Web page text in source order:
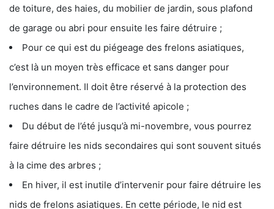
de toiture, des haies, du mobilier de jardin, sous plafond
de garage ou abri pour ensuite les faire détruire ;
Pour ce qui est du piégeage des frelons asiatiques,
c’est là un moyen très efficace et sans danger pour
l’environnement. Il doit être réservé à la protection des
ruches dans le cadre de l’activité apicole ;
Du début de l’été jusqu’à mi-novembre, vous pourrez
faire détruire les nids secondaires qui sont souvent situés
à la cime des arbres ;
En hiver, il est inutile d’intervenir pour faire détruire les
nids de frelons asiatiques. En cette période, le nid est